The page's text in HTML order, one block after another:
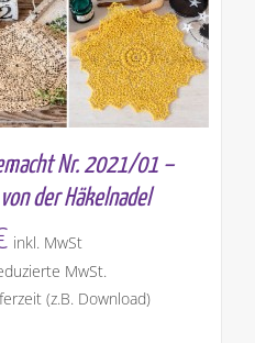
Nr. 2021/01 –
der Häkelnadel
inkl. MwSt
MwSt.
(z.B. Download)